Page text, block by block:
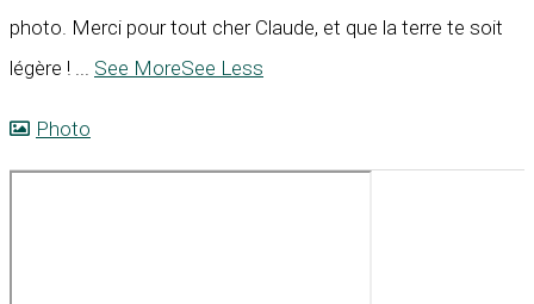
photo. Merci pour tout cher Claude, et que la terre te soit
légère !
See MoreSee Less
Photo